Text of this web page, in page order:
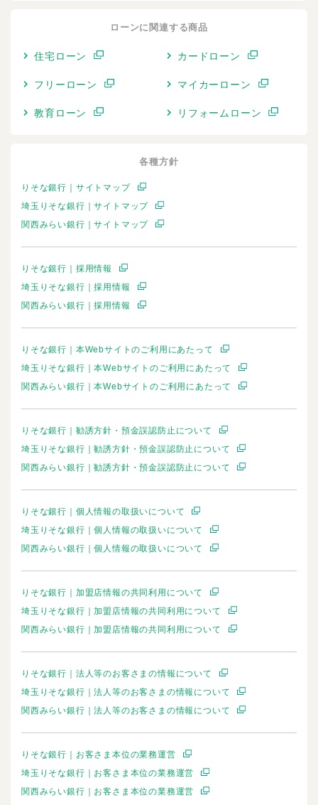
ローンに関連する商品
住宅ローン カードローン
フリーローン マイカーローン
教育ローン リフォームローン
各種方針
りそな銀行｜サイトマップ
埼玉りそな銀行｜サイトマップ
関西みらい銀行｜サイトマップ
りそな銀行｜採用情報
埼玉りそな銀行｜採用情報
関西みらい銀行｜採用情報
りそな銀行｜本Webサイトのご利用にあたって
埼玉りそな銀行｜本Webサイトのご利用にあたって
関西みらい銀行｜本Webサイトのご利用にあたって
りそな銀行｜勧誘方針・預金誤認防止について
埼玉りそな銀行｜勧誘方針・預金誤認防止について
関西みらい銀行｜勧誘方針・預金誤認防止について
りそな銀行｜個人情報の取扱いについて
埼玉りそな銀行｜個人情報の取扱いについて
関西みらい銀行｜個人情報の取扱いについて
りそな銀行｜加盟店情報の共同利用について
埼玉りそな銀行｜加盟店情報の共同利用について
関西みらい銀行｜加盟店情報の共同利用について
りそな銀行｜法人等のお客さまの情報について
埼玉りそな銀行｜法人等のお客さまの情報について
関西みらい銀行｜法人等のお客さまの情報について
りそな銀行｜お客さま本位の業務運営
埼玉りそな銀行｜お客さま本位の業務運営
関西みらい銀行｜お客さま本位の業務運営